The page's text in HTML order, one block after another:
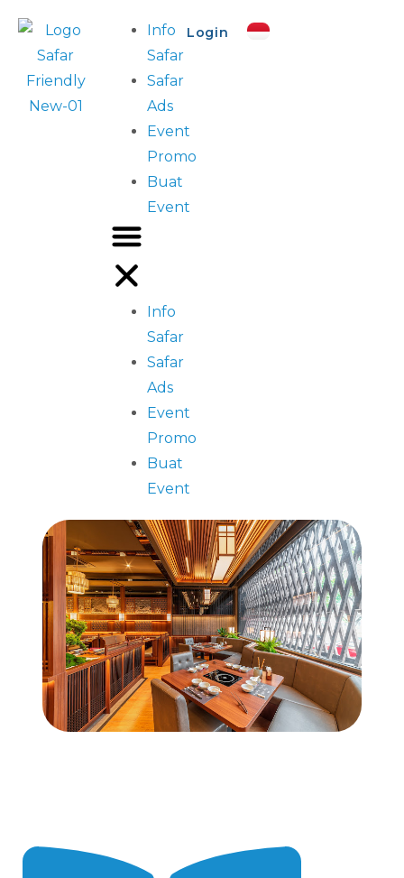
Info
Safar
Safar
Ads
Event
Promo
Buat
Event
Info
Safar
Safar
Ads
Event
Promo
Buat
Event
Login